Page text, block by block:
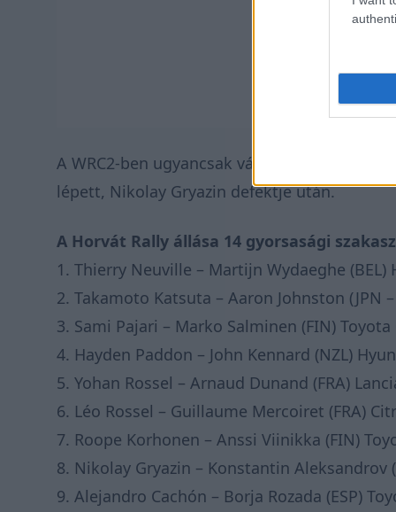
A WRC2-ben ugyancsak változás történt,
lépett, Nikolay Gryazin defektje után.
A Horvát Rally állása 14 gyorsasági
1. Thierry Neuville – Martijn Wydaeghe (BEL)
2. Takamoto Katsuta – Aaron Johnston (JPN
3. Sami Pajari – Marko Salminen (FIN) Toyota
4. Hayden Paddon – John Kennard (NZL)
5. Yohan Rossel – Arnaud Dunand (FRA)
6. Léo Rossel – Guillaume Mercoiret (FRA)
7. Roope Korhonen – Anssi Viinikka (FIN)
8. Nikolay Gryazin – Konstantin Aleksandrov
9. Alejandro Cachón – Borja Rozada (ESP) To